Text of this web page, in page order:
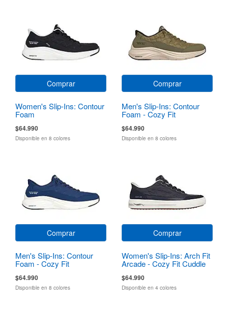
Comprar
Women's Slip-Ins: Contour
Foam
$64.990
Disponible en 8 colores
Comprar
Men's Slip-Ins: Contour
Foam - Cozy Fit
$64.990
Disponible en 8 colores
Comprar
Men's Slip-Ins: Contour
Foam - Cozy Fit
$64.990
Disponible en 8 colores
Comprar
Women's Slip-Ins: Arch Fit
Arcade - Cozy Fit Cuddle
$64.990
Disponible en 4 colores